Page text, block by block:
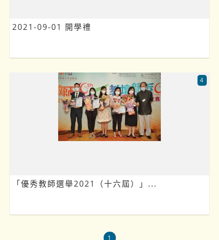
2021-09-01 開學禮
「優秀教師選舉2021（十六屆）」...
4
1